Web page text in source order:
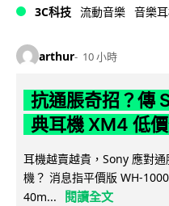
3C科技 流動音樂 音樂
arthur 10 小時
抗通脹奇招？傳
典耳機 XM4 低
耳機越賣越貴，Sony 應對
機？ 消息指平價版 WH-
40m...
閱讀全文